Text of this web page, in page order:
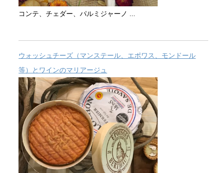
コンテ、チェダー、パルミジャーノ ...
ウォッシュチーズ（マンステール、エポワス、モンドール
等）とワインのマリアージュ